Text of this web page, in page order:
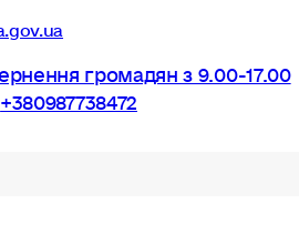
громадян з 9.00-17.00
+380987738472